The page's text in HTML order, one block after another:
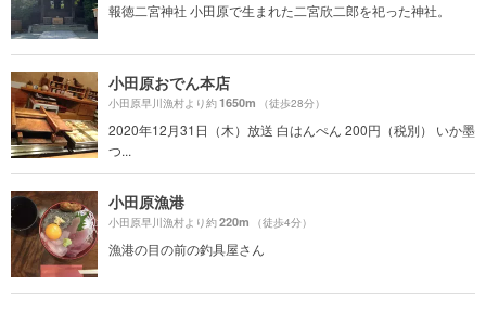
報徳二宮神社 小田原で生まれた二宮欣二郎を祀った神社。
小田原おでん本店
小田原早川漁村より約1650m （徒歩28分）
2020年12月31日（木）放送 白はんぺん 200円（税別） いか墨
つ...
小田原漁港
小田原早川漁村より約220m （徒歩4分）
漁港の目の前の釣具屋さん